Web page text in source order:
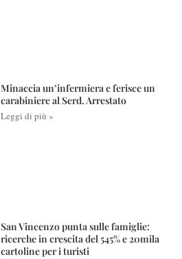
Minaccia un’infermiera e ferisce un
carabiniere al Serd. Arrestato
Leggi di più »
San Vincenzo punta sulle famiglie:
ricerche in crescita del 545% e 20mila
cartoline per i turisti